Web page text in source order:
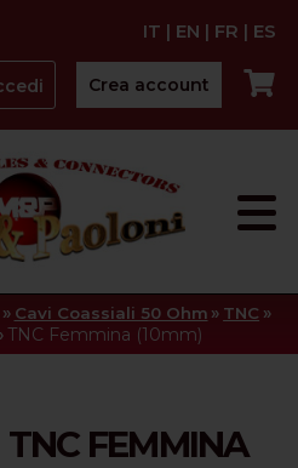
IT | EN | FR | ES
Crea account
» Cavi Coassiali 50 Ohm » TNC »
TNC Femmina (10mm)
TNC FEMMINA